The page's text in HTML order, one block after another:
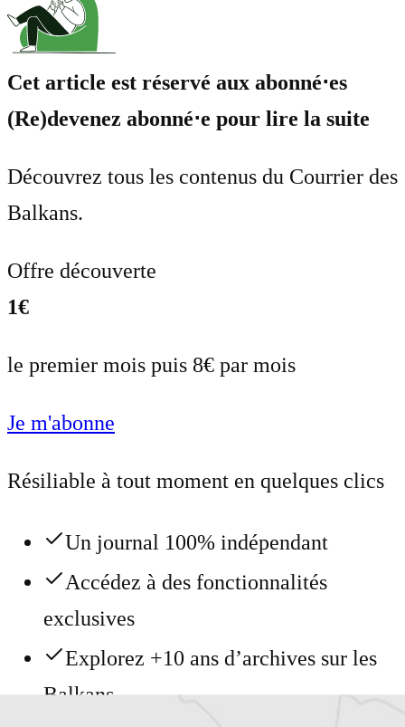
Cet article est réservé aux abonné⋅es
(Re)devenez abonné⋅e pour lire la suite
Découvrez tous les contenus du Courrier des
Balkans.
Offre découverte
1€
le premier mois puis 8€ par mois
Je m'abonne
Résiliable à tout moment en quelques clics
Un journal 100% indépendant
Accédez à des fonctionnalités
exclusives
Explorez +10 ans d’archives sur les
Balkans